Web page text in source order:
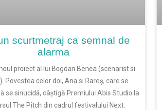
scurtmetraj ca semnal de
alarma
proiect al lui Bogdan Benea (scenarist si
Povestea celor doi, Ana si Rareș, care se
se sinucidă, câștigă Premiului Abis Studio la
The Pitch din cadrul festivalului Next.